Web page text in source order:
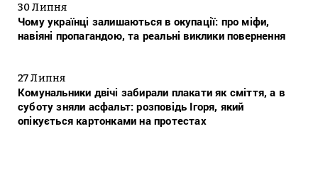
30 Липня
Чому українці залишаються в окупації: про міфи,
навіяні пропагандою, та реальні виклики повернення
27 Липня
Комунальники двічі забирали плакати як сміття, а в
суботу зняли асфальт: розповідь Ігоря, який
опікується картонками на протестах